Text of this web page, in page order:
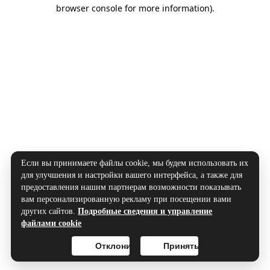
browser console for more information).
Если вы принимаете файлы cookie, мы будем использовать их
для улучшения и настройки вашего интерфейса, а также для
предоставления нашим партнерам возможности показывать
вам персонализированную рекламу при посещении вами
других сайтов.Подробные сведения и управление
файлами cookie
Принять
Отклонить